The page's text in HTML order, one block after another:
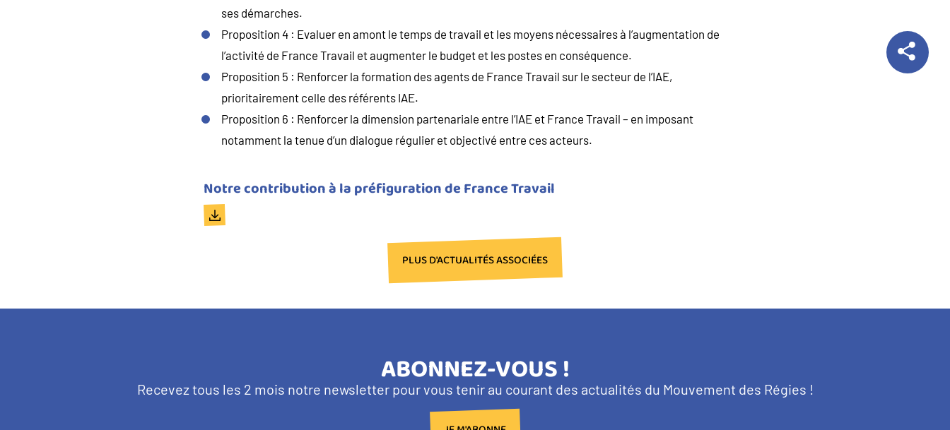
ses démarches.
Proposition 4 : Evaluer en amont le temps de travail et les moyens nécessaires à l’augmentation de
l’activité de France Travail et augmenter le budget et les postes en conséquence.
Proposition 5 : Renforcer la formation des agents de France Travail sur le secteur de l’IAE,
prioritairement celle des référents IAE.
Proposition 6 : Renforcer la dimension partenariale entre l’IAE et France Travail – en imposant
notamment la tenue d’un dialogue régulier et objectivé entre ces acteurs.
Titre
du
document
Notre contribution à la préfiguration de France Travail
Document
PLUS D'ACTUALITÉS ASSOCIÉES
TITRE
BANDEAU
NEWSLETTER
ABONNEZ-VOUS !
Texte
Recevez tous les 2 mois notre newsletter pour vous tenir au courant des actualités du Mouvement des Régies !